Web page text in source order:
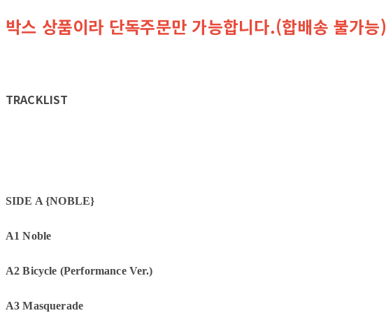
박스 상품이라 단독주문만 가능합니다.(합배송 불가능)
TRACKLIST
SIDE A {NOBLE}
A1 Noble
A2 Bicycle (Performance Ver.)
A3 Masquerade